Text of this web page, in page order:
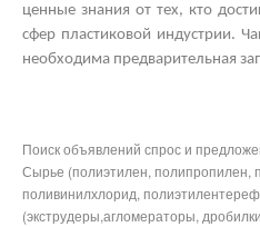
ценные знания от тех, кто
сфер пластиковой индустрии.
необходима предварительная
Поиск объявлений спрос и
Сырье (полиэтилен, полипропилен,
поливинилхлорид,
(экструдеры,агломераторы,